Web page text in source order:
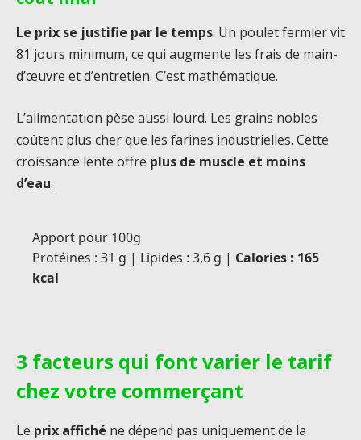
Le prix se justifie par le temps. Un poulet fermier vit
81 jours minimum, ce qui augmente les frais de main-
d’œuvre et d’entretien. C’est mathématique.
L’alimentation pèse aussi lourd. Les grains nobles
coûtent plus cher que les farines industrielles. Cette
croissance lente offre plus de muscle et moins
d’eau.
Apport pour 100g
Protéines : 31 g | Lipides : 3,6 g | Calories : 165
kcal
3 facteurs qui font varier le tarif
chez votre commerçant
Le prix affiché ne dépend pas uniquement de la